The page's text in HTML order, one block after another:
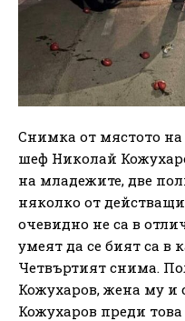
Снимка от мястото
шеф Николай
на младежите, две
няколко от
очевидно не са в
умеят да се бият са в
Четвъртият снима.
Кожухаров, жена му и
Кожухаров преди